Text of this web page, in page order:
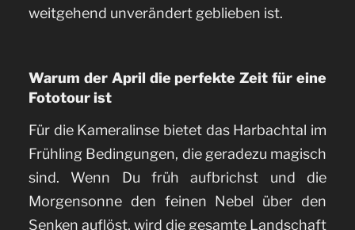
weitgehend unverändert geblieben ist.
Warum der April die perfekte Zeit für eine
Fototour ist
Für die Kameralinse bietet das Harbachtal im
Frühling Bedingungen, die geradezu magisch
sind. Wenn Du früh aufbrichst und die
Morgensonne den feinen Nebel über den
Senken auflöst, wird die gesamte Landschaft